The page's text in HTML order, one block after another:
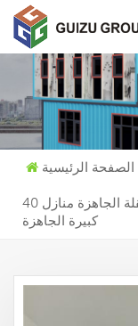
الصفحة الرئيسية
حار بيع شقة حزمة متنقلة الجاهزة منازل 40FT منازل حاوية
كبيرة الجاهزة